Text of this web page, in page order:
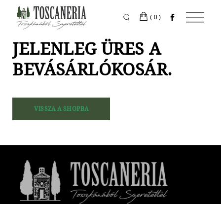
content
(0)
JELENLEG ÜRES A
BEVÁSÁRLÓKOSÁR.
VISSZA A SHOPBA